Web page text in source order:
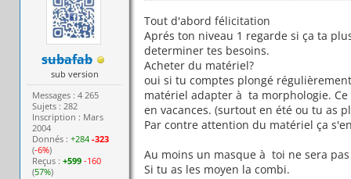
subafab
sub version
Messages : 4 265
Sujets : 282
Inscription : Mars
2004
Donnés :+284 -323
(-6%)
Reçus :+599 -160
(57%)
Tout d'abord félicitation
Aprés ton niveau 1 regarde si ça ta
determiner tes besoins.
Acheter du matériel?
oui si tu comptes plongé
matériel adapter à ta morphologie.
en vacances. (surtout en été ou tu as
Par contre attention du matériel ça
Au moins un masque à toi ne sera
Si tu as les moyen la combi.